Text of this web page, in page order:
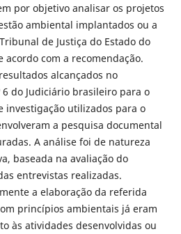
por objetivo analisar os projetos
ambiental implantados ou a
de Justiça do Estado do
acordo com a recomendação.
alcançados no
do Judiciário brasileiro para o
investigação utilizados para o
a pesquisa documental
A análise foi de natureza
baseada na avaliação do
entrevistas realizadas.
a elaboração da referida
princípios ambientais já eram
às atividades desenvolvidas ou